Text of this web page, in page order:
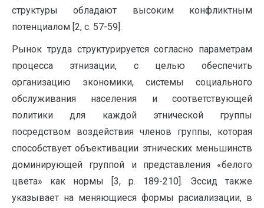
структуры обладают высоким конфликтным
потенциалом [2, c. 57-59].
Рынок труда структурируется согласно параметрам
процесса этнизации, с целью обеспечить
организацию экономики, системы социального
обслуживания населения и соответствующей
политики для каждой этнической группы
посредством воздействия членов группы, которая
способствует объективации этнических меньшинств
доминирующей группой и представления «белого
цвета» как нормы [3, p. 189-210]. Эссид также
указывает на меняющиеся формы расиализации, в